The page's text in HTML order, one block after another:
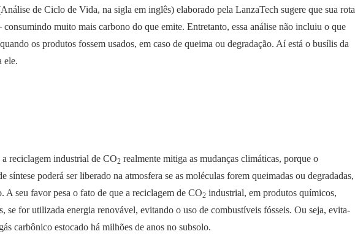
de Ciclo de Vida, na sigla em inglês) elaborado pela LanzaTech sugere que sua rota
consumindo muito mais carbono do que emite. Entretanto, essa análise não incluiu o que
quando os produtos fossem usados, em caso de queima ou degradação. Aí está o busílis da
ele.
reciclagem industrial de CO2 realmente mitiga as mudanças climáticas, porque o
síntese poderá ser liberado na atmosfera se as moléculas forem queimadas ou degradadas,
A seu favor pesa o fato de que a reciclagem de CO2 industrial, em produtos químicos,
se for utilizada energia renovável, evitando o uso de combustíveis fósseis. Ou seja, evita-
carbônico estocado há milhões de anos no subsolo.